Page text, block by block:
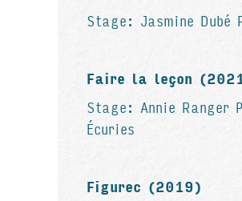
Stage: Jasmine Dubé
Faire la leçon
Stage: Annie Ranger
Écuries
Figurec (2019)